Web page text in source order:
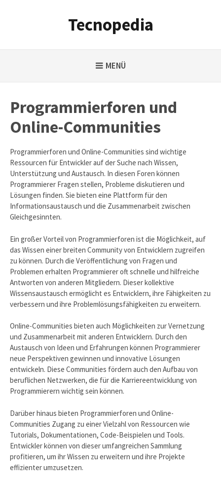
Tecnopedia
MENÜ
Programmierforen und
Online-Communities
Programmierforen und Online-Communities sind wichtige
Ressourcen für Entwickler auf der Suche nach Wissen,
Unterstützung und Austausch. In diesen Foren können
Programmierer Fragen stellen, Probleme diskutieren und
Lösungen finden. Sie bieten eine Plattform für den
Informationsaustausch und die Zusammenarbeit zwischen
Gleichgesinnten.
Ein großer Vorteil von Programmierforen ist die Möglichkeit, auf
das Wissen einer breiten Community von Entwicklern zugreifen
zu können. Durch die Veröffentlichung von Fragen und
Problemen erhalten Programmierer oft schnelle und hilfreiche
Antworten von anderen Mitgliedern. Dieser kollektive
Wissensaustausch ermöglicht es Entwicklern, ihre Fähigkeiten zu
verbessern und ihre Problemlösungsfähigkeiten zu erweitern.
Online-Communities bieten auch Möglichkeiten zur Vernetzung
und Zusammenarbeit mit anderen Entwicklern. Durch den
Austausch von Ideen und Erfahrungen können Programmierer
neue Perspektiven gewinnen und innovative Lösungen
entwickeln. Diese Communities fördern auch den Aufbau von
beruflichen Netzwerken, die für die Karriereentwicklung von
Programmierern wichtig sein können.
Darüber hinaus bieten Programmierforen und Online-
Communities Zugang zu einer Vielzahl von Ressourcen wie
Tutorials, Dokumentationen, Code-Beispielen und Tools.
Entwickler können von dieser umfangreichen Sammlung
profitieren, um ihr Wissen zu erweitern und ihre Projekte
effizienter umzusetzen.